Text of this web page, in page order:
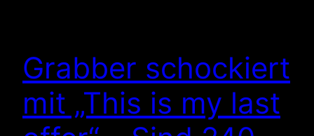
Grabber schockiert
mit „This is my last